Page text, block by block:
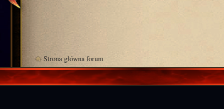
Strona główna forum